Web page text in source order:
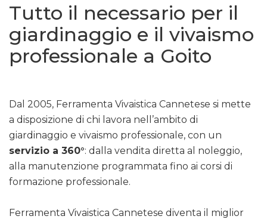
Tutto il necessario per il
giardinaggio e il vivaismo
professionale a Goito
Dal 2005, Ferramenta Vivaistica Cannetese si mette
a disposizione di chi lavora nell’ambito di
giardinaggio e vivaismo professionale, con un
servizio a 360°: dalla vendita diretta al noleggio,
alla manutenzione programmata fino ai corsi di
formazione professionale.
Ferramenta Vivaistica Cannetese diventa il miglior